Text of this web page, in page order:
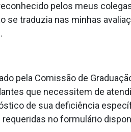
pelos meus
se traduzia nas minhas
pela Comissão de
que necessitem de
de sua deficiência
no formulário